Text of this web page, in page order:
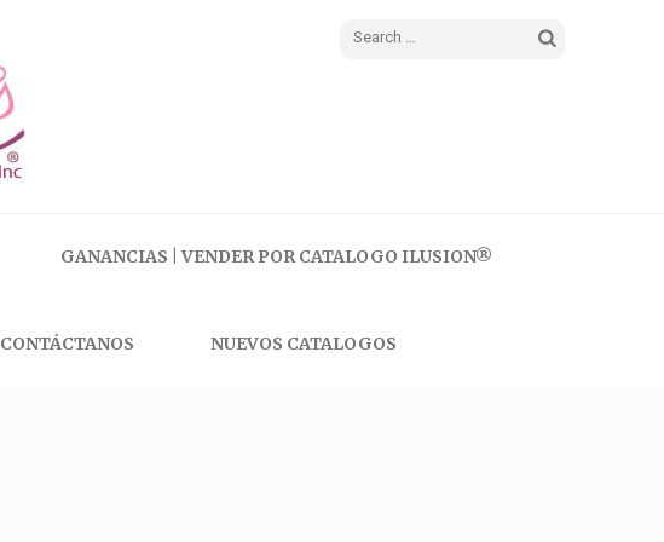
Search
GANANCIAS | VENDER POR CATALOGO ILUSION®
CONTÁCTANOS NUEVOS CATALOGOS